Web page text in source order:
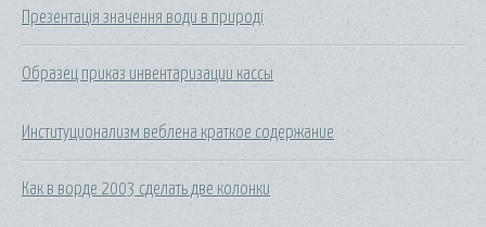
Презентація значення води в природі
Образец приказ инвентаризации кассы
Институционализм веблена краткое содержание
Как в ворде 2003 сделать две колонки